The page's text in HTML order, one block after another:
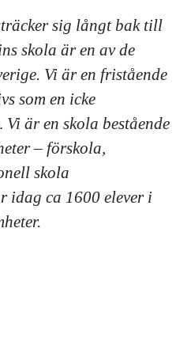
sig långt bak till
skola är en av de
Vi är en fristående
som en icke
. Vi är en skola bestående
– förskola,
skola
idag ca 1600 elever i